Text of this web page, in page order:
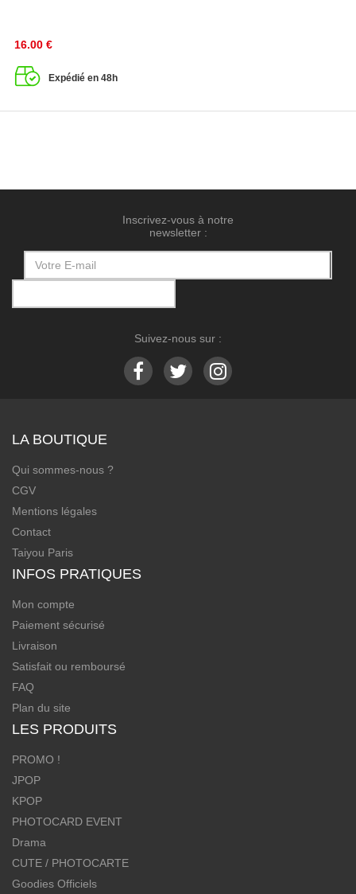
16.00 €
Expédié en 48h
Inscrivez-vous à notre
newsletter :
Suivez-nous sur :
LA BOUTIQUE
Qui sommes-nous ?
CGV
Mentions légales
Contact
Taiyou Paris
INFOS PRATIQUES
Mon compte
Paiement sécurisé
Livraison
Satisfait ou remboursé
FAQ
Plan du site
LES PRODUITS
PROMO !
JPOP
KPOP
PHOTOCARD EVENT
Drama
CUTE / PHOTOCARTE
Goodies Officiels